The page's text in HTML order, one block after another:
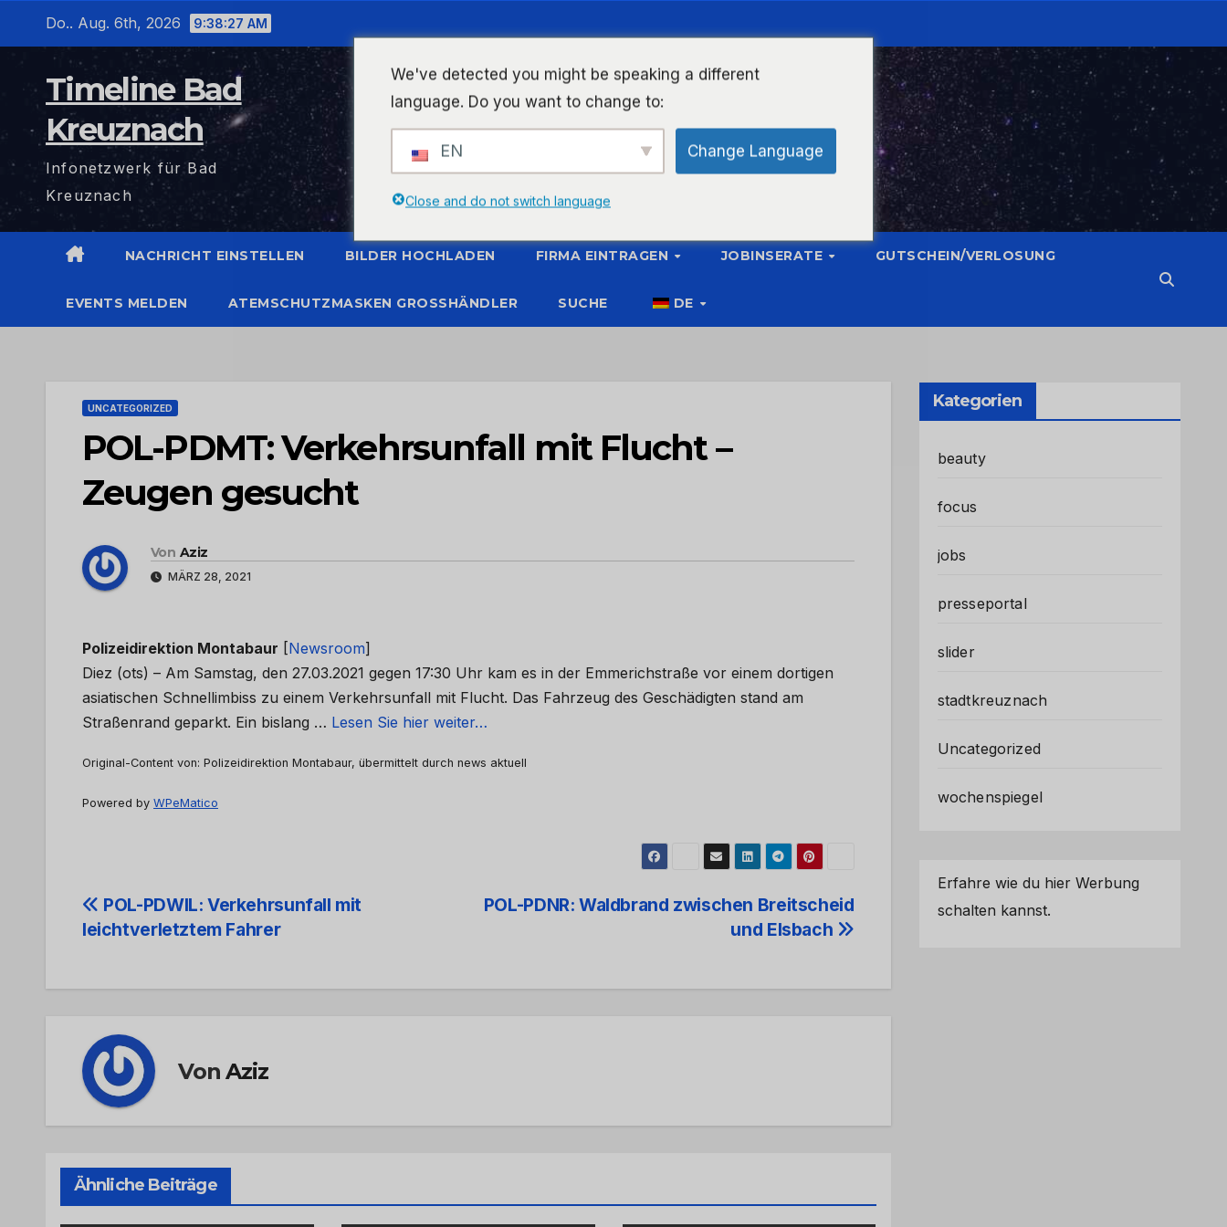
Do.. Aug. 6th, 2026 9:38:27 AM
Timeline Bad
Kreuznach
Infonetzwerk für Bad
Kreuznach
NACHRICHT EINSTELLEN BILDER HOCHLADEN FIRMA EINTRAGEN JOBINSERATE GUTSCHEIN/VERLOSUNG
EVENTS MELDEN ATEMSCHUTZMASKEN GROSSHÄNDLER SUCHE DE
UNCATEGORIZED
POL-PDMT: Verkehrsunfall mit Flucht –
Zeugen gesucht
Von Aziz
MÄRZ 28, 2021
Polizeidirektion Montabaur [Newsroom]
Diez (ots) – Am Samstag, den 27.03.2021 gegen 17:30 Uhr kam es in der Emmerichstraße vor einem dortigen
asiatischen Schnellimbiss zu einem Verkehrsunfall mit Flucht. Das Fahrzeug des Geschädigten stand am
Straßenrand geparkt. Ein bislang … Lesen Sie hier weiter…
Original-Content von: Polizeidirektion Montabaur, übermittelt durch news aktuell
Powered by WPeMatico
Beitrags-
POL-PDNR: Waldbrand zwischen Breitscheid
und Elsbach
POL-PDWIL: Verkehrsunfall mit
leichtverletztem Fahrer
VonAziz
Ähnliche Beiträge
Kategorien
beauty
focus
jobs
presseportal
slider
stadtkreuznach
Uncategorized
wochenspiegel
Erfahre wie du hier Werbung
schalten kannst.
We've detected you might be speaking a different
language. Do you want to change to:
EN Change Language
Close and do not switch language